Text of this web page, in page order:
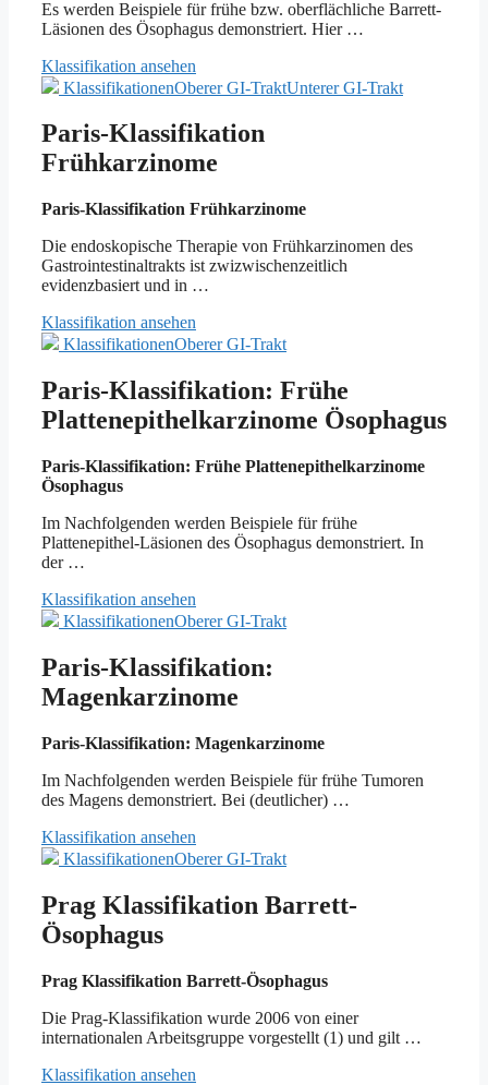
Es werden Beispiele für frühe bzw. oberflächliche Barrett-
Läsionen des Ösophagus demonstriert. Hier …
Klassifikation ansehen
KlassifikationenOberer GI-TraktUnterer GI-Trakt
Paris-Klassifikation
Frühkarzinome
Paris-Klassifikation Frühkarzinome
Die endoskopische Therapie von Frühkarzinomen des
Gastrointestinaltrakts ist zwizwischenzeitlich
evidenzbasiert und in …
Klassifikation ansehen
KlassifikationenOberer GI-Trakt
Paris-Klassifikation: Frühe
Plattenepithelkarzinome Ösophagus
Paris-Klassifikation: Frühe Plattenepithelkarzinome
Ösophagus
Im Nachfolgenden werden Beispiele für frühe
Plattenepithel-Läsionen des Ösophagus demonstriert. In
der …
Klassifikation ansehen
KlassifikationenOberer GI-Trakt
Paris-Klassifikation:
Magenkarzinome
Paris-Klassifikation: Magenkarzinome
Im Nachfolgenden werden Beispiele für frühe Tumoren
des Magens demonstriert. Bei (deutlicher) …
Klassifikation ansehen
KlassifikationenOberer GI-Trakt
Prag Klassifikation Barrett-
Ösophagus
Prag Klassifikation Barrett-Ösophagus
Die Prag-Klassifikation wurde 2006 von einer
internationalen Arbeitsgruppe vorgestellt (1) und gilt …
Klassifikation ansehen